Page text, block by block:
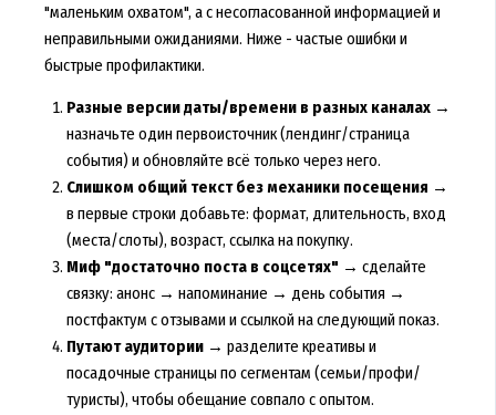
"маленьким охватом", а с несогласованной информацией и
неправильными ожиданиями. Ниже - частые ошибки и
быстрые профилактики.
Разные версии даты/времени в разных каналах→
назначьте один первоисточник (лендинг/страница
события) и обновляйте всё только через него.
Слишком общий текст без механики посещения →
в первые строки добавьте: формат, длительность, вход
(места/слоты), возраст, ссылка на покупку.
Миф "достаточно поста в соцсетях" → сделайте
связку: анонс → напоминание → день события →
постфактум с отзывами и ссылкой на следующий показ.
Путают аудитории→ разделите креативы и
посадочные страницы по сегментам (семьи/профи/
туристы), чтобы обещание совпало с опытом.